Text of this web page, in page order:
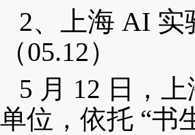
2、 上海 AI 实
（05.12）
5 月 12 日，
单位，依托 “书